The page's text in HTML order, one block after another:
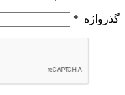
گذرواژه *